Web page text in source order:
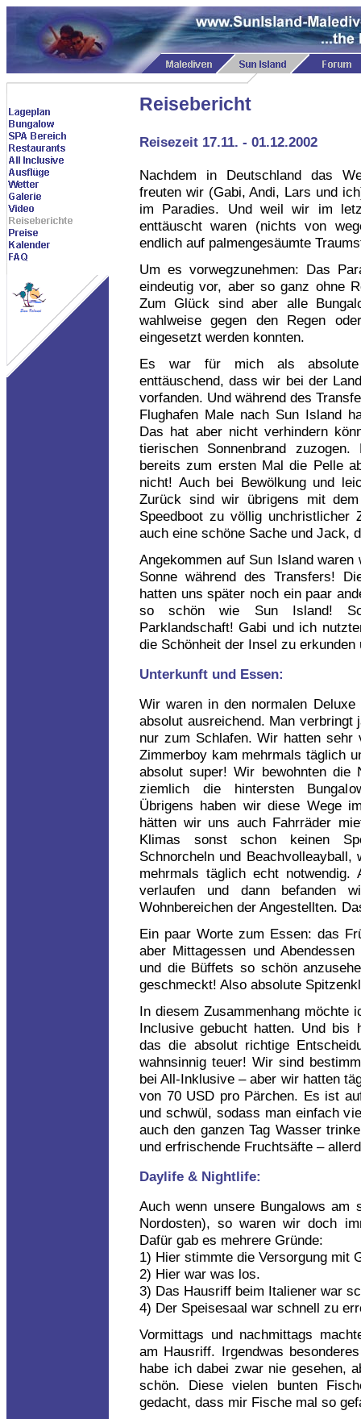
Reisebericht
Reisezeit 17.11. - 01.12.2002
Nachdem in Deutschland das
freuten wir (Gabi, Andi, Lars und
im Paradies. Und weil wir im
enttäuscht waren (nichts von
endlich auf palmengesäumte
Um es vorwegzunehmen: Das
eindeutig vor, aber so ganz ohne
Zum Glück sind aber alle
wahlweise gegen den Regen
eingesetzt werden konnten.
Es war für mich als absolute
enttäuschend, dass wir bei der
vorfanden. Und während des
Flughafen Male nach Sun Island
Das hat aber nicht verhindern
tierischen Sonnenbrand
bereits zum ersten Mal die Pelle
nicht! Auch bei Bewölkung und
Zurück sind wir übrigens mit
Speedboot zu völlig unchristlicher
auch eine schöne Sache und Jack,
Angekommen auf Sun Island
Sonne während des Transfers!
hatten uns später noch ein paar
so schön wie Sun Island!
Parklandschaft! Gabi und ich
die Schönheit der Insel zu
Unterkunft und Essen:
Wir waren in den normalen
absolut ausreichend. Man verbringt
nur zum Schlafen. Wir hatten
Zimmerboy kam mehrmals täglich
absolut super! Wir bewohnten
ziemlich die hintersten
Übrigens haben wir diese Wege
hätten wir uns auch Fahrräder
Klimas sonst schon keinen
Schnorcheln und Beachvolleayball,
mehrmals täglich echt
verlaufen und dann befanden
Wohnbereichen der Angestellten.
Ein paar Worte zum Essen: das
aber Mittagessen und
und die Büffets so schön
geschmeckt! Also absolute
In diesem Zusammenhang
Inclusive gebucht hatten. Und bis
das die absolut richtige
wahnsinnig teuer! Wir sind
bei All-Inklusive – aber wir hatten
von 70 USD pro Pärchen. Es ist
und schwül, sodass man einfach
auch den ganzen Tag Wasser
und erfrischende Fruchtsäfte –
Daylife & Nightlife:
Auch wenn unsere Bungalows am
Nordosten), so waren wir doch
Dafür gab es mehrere Gründe:
1) Hier stimmte die Versorgung mit
2) Hier war was los.
3) Das Hausriff beim Italiener war
4) Der Speisesaal war schnell zu
Vormittags und nachmittags
am Hausriff. Irgendwas
habe ich dabei zwar nie gesehen,
schön. Diese vielen bunten
gedacht, dass mir Fische mal so